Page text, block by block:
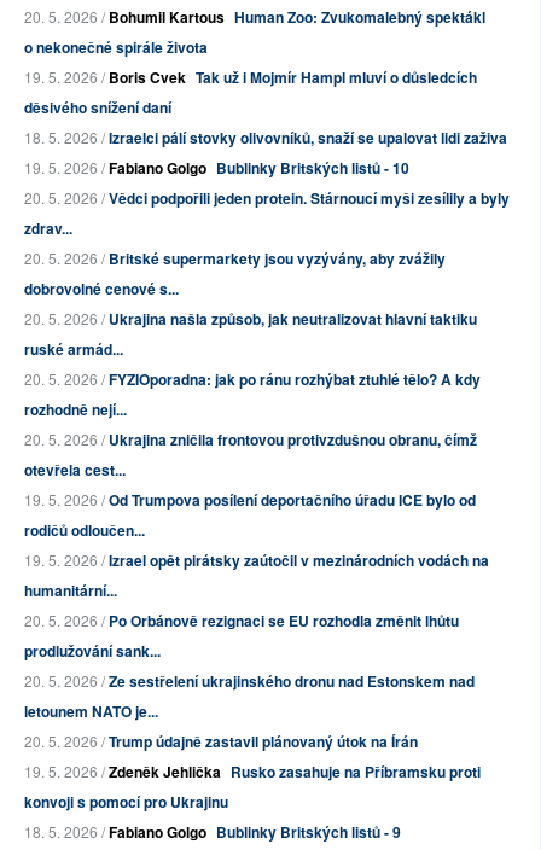
20. 5. 2026 /Bohumil Kartous Human Zoo: Zvukomalebný spektákl
o nekonečné spirále života
19. 5. 2026 /Boris Cvek Tak už i Mojmír Hampl mluví o důsledcích
děsivého snížení daní
18. 5. 2026 /Izraelci pálí stovky olivovníků, snaží se upalovat lidi zaživa
19. 5. 2026 /Fabiano Golgo Bublinky Britských listů - 10
20. 5. 2026 /Vědci podpořili jeden protein. Stárnoucí myši zesílily a byly
zdrav...
20. 5. 2026 /Britské supermarkety jsou vyzývány, aby zvážily
dobrovolné cenové s...
20. 5. 2026 /Ukrajina našla způsob, jak neutralizovat hlavní taktiku
ruské armád...
20. 5. 2026 /FYZIOporadna: jak po ránu rozhýbat ztuhlé tělo? A kdy
rozhodně nejí...
20. 5. 2026 /Ukrajina zničila frontovou protivzdušnou obranu, čímž
otevřela cest...
19. 5. 2026 /Od Trumpova posílení deportačního úřadu ICE bylo od
rodičů odloučen...
19. 5. 2026 /Izrael opět pirátsky zaútočil v mezinárodních vodách na
humanitární...
20. 5. 2026 /Po Orbánově rezignaci se EU rozhodla změnit lhůtu
prodlužování sank...
20. 5. 2026 /Ze sestřelení ukrajinského dronu nad Estonskem nad
letounem NATO je...
20. 5. 2026 /Trump údajně zastavil plánovaný útok na Írán
19. 5. 2026 /Zdeněk Jehlička Rusko zasahuje na Příbramsku proti
konvoji s pomocí pro Ukrajinu
18. 5. 2026 /Fabiano Golgo Bublinky Britských listů - 9